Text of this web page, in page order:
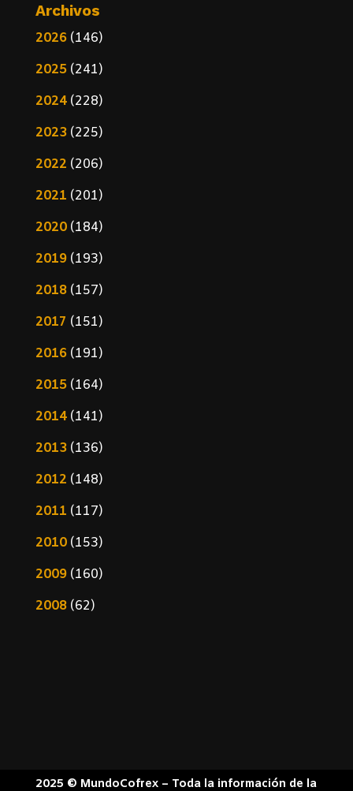
Archivos
2026(146)
2025(241)
2024(228)
2023(225)
2022 (206)
2021 (201)
2020(184)
2019(193)
2018(157)
2017 (151)
2016(191)
2015(164)
2014(141)
2013(136)
2012 (148)
2011 (117)
2010(153)
2009(160)
2008(62)
2025 © MundoCofrex – Toda la información de la